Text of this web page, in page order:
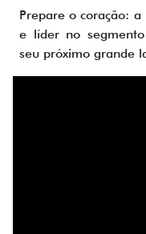
Prepare o coração:
e líder no
seu próximo grande